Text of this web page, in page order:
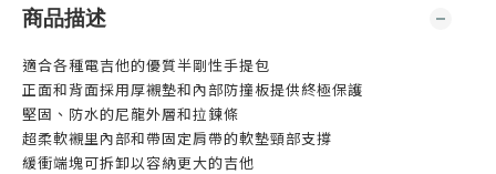
商品描述
適合各種電吉他的優質半剛性手提包
正面和背面採用厚襯墊和內部防撞板提供終極保護
堅固、防水的尼龍外層和拉鍊條
超柔軟襯里內部和帶固定肩帶的軟墊頸部支撐
緩衝端塊可拆卸以容納更大的吉他